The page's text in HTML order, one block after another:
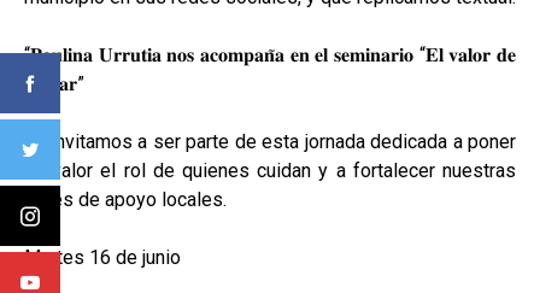
“𝐏𝐚𝐮𝐥𝐢𝐧𝐚 𝐔𝐫𝐫𝐮𝐭𝐢𝐚 𝐧𝐨𝐬 𝐚𝐜𝐨𝐦𝐩𝐚𝐧̃𝐚 𝐞𝐧 𝐞𝐥 𝐬𝐞𝐦𝐢𝐧𝐚𝐫𝐢𝐨 “𝐄𝐥 𝐯𝐚𝐥𝐨𝐫 𝐝𝐞
𝐜𝐮𝐢𝐝𝐚𝐫”
Te invitamos a ser parte de esta jornada dedicada a poner
en valor el rol de quienes cuidan y a fortalecer nuestras
redes de apoyo locales.
Martes 16 de junio